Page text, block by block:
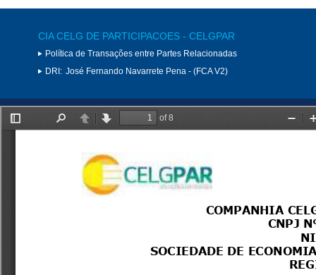
CIA CELG DE PARTICIPACOES - CELGPAR
Política de Transações entre Partes Relacionadas
DRI: José Fernando Navarrete Pena - (FCA V2)